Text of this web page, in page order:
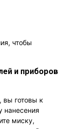
чтобы
и приборов
вы готовы к
нанесения
миску,